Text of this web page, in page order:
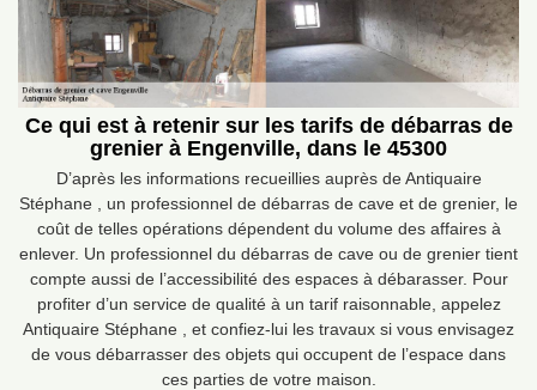
Ce qui est à retenir sur les tarifs de débarras de
grenier à Engenville, dans le 45300
D’après les informations recueillies auprès de Antiquaire
Stéphane , un professionnel de débarras de cave et de grenier, le
coût de telles opérations dépendent du volume des affaires à
enlever. Un professionnel du débarras de cave ou de grenier tient
compte aussi de l’accessibilité des espaces à débarasser. Pour
profiter d’un service de qualité à un tarif raisonnable, appelez
Antiquaire Stéphane , et confiez-lui les travaux si vous envisagez
de vous débarrasser des objets qui occupent de l’espace dans
ces parties de votre maison.